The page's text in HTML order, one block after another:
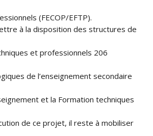
(FECOP/EFTP).
à la disposition des structures de
et professionnels 206
de l’enseignement secondaire
et la Formation techniques
de ce projet, il reste à mobiliser